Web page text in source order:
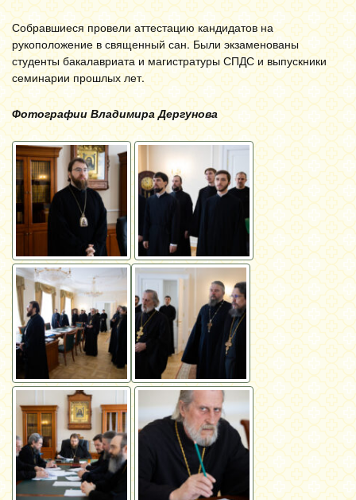
Собравшиеся провели аттестацию кандидатов на
рукоположение в священный сан. Были экзаменованы
студенты бакалавриата и магистратуры СПДС и выпускники
семинарии прошлых лет.
Фотографии Владимира Дергунова